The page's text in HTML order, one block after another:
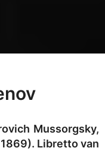
Mussorgsky,
Libretto van